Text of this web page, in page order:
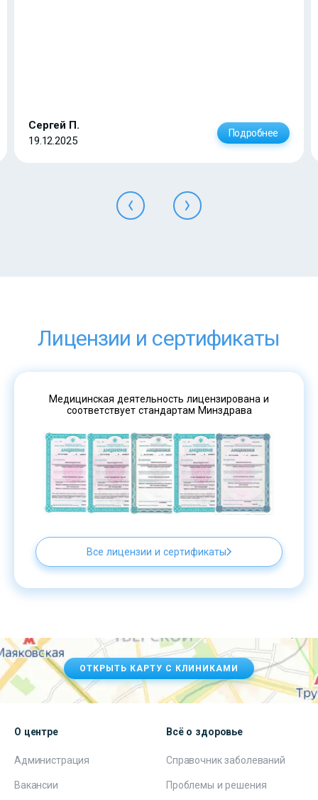
Сергей П.
19.12.2025
Подробнее
Лицензии и сертификаты
Медицинская деятельность лицензирована и
соответствует стандартам Минздрава
Все лицензии и сертификаты
ОТКРЫТЬ КАРТУ С КЛИНИКАМИ
О центре
Администрация
Вакансии
Всё о здоровье
Справочник заболеваний
Проблемы и решения